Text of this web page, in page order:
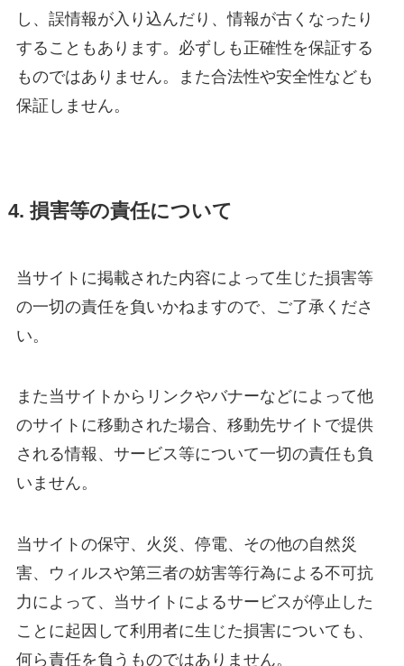
し、誤情報が入り込んだり、情報が古くなったり
することもあります。必ずしも正確性を保証する
ものではありません。また合法性や安全性なども
保証しません。
4. 損害等の責任について
当サイトに掲載された内容によって生じた損害等
の一切の責任を負いかねますので、ご了承くださ
い。
また当サイトからリンクやバナーなどによって他
のサイトに移動された場合、移動先サイトで提供
される情報、サービス等について一切の責任も負
いません。
当サイトの保守、火災、停電、その他の自然災
害、ウィルスや第三者の妨害等行為による不可抗
力によって、当サイトによるサービスが停止した
ことに起因して利用者に生じた損害についても、
何ら責任を負うものではありません。